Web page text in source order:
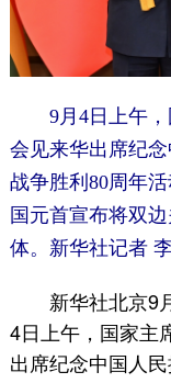
9月4日上午，
会见来华出席纪
战争胜利80周年
国元首宣布将双
体。新华社记者
新华社北京9月
4日上午，国家主
出席纪念中国人